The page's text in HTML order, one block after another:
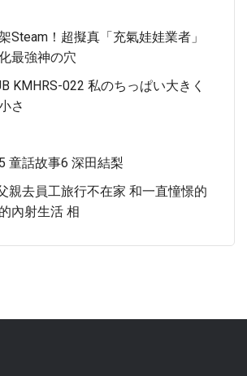
Steam！超擬真「充氣娃娃業者」
最強神の穴
KMHRS-022 私のちっぱい大きく
さ
童話故事6 深田結梨
親去員工旅行不在家 和一直憧憬的
內射生活 相